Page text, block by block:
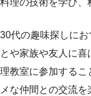
料理の技術を学び、
30代の趣味探しに
とや家族や友人に
理教室に参加するこ
メな仲間との交流